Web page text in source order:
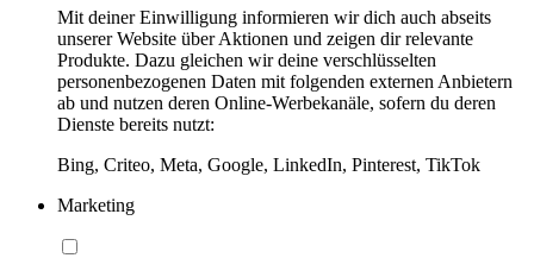
Mit deiner Einwilligung informieren wir dich auch abseits
unserer Website über Aktionen und zeigen dir relevante
Produkte. Dazu gleichen wir deine verschlüsselten
personenbezogenen Daten mit folgenden externen Anbietern
ab und nutzen deren Online-Werbekanäle, sofern du deren
Dienste bereits nutzt:
Bing, Criteo, Meta, Google, LinkedIn, Pinterest, TikTok
Marketing